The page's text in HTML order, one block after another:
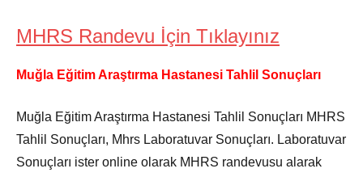
MHRS Randevu İçin Tıklayınız
Muğla Eğitim Araştırma Hastanesi Tahlil Sonuçları
Muğla Eğitim Araştırma Hastanesi Tahlil Sonuçları MHRS
Tahlil Sonuçları, Mhrs Laboratuvar Sonuçları. Laboratuvar
Sonuçları ister online olarak MHRS randevusu alarak